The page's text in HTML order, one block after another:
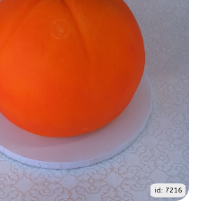
id: 7216